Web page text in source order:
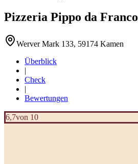
Pizzeria Pippo da Franco
Werver Mark 133, 59174 Kamen
Überblick
|
Check
|
Bewertungen
6,7von 10